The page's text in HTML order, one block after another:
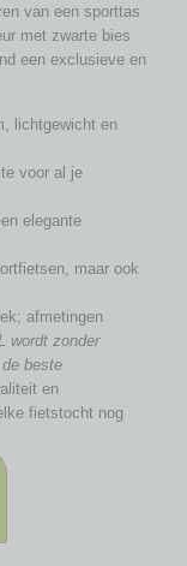
van een sporttas
met zwarte bies
een exclusieve en
lichtgewicht en
voor al je
elegante
maar ook
afmetingen
wordt zonder
beste
en
fietstocht nog